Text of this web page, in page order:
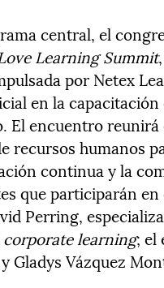
central, el
Learning Summit
por Netex
en la
El encuentro reunirá
recursos humanos
continua y la
que participarán
Perring,
corporate learning; el
Gladys Vázquez